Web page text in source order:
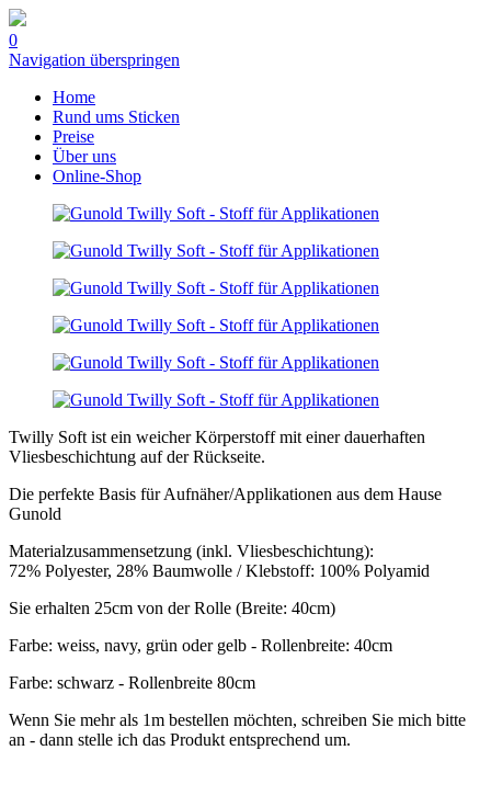
0
Navigation überspringen
Home
Rund ums Sticken
Preise
Über uns
Online-Shop
Twilly Soft ist ein weicher Körperstoff mit einer dauerhaften
Vliesbeschichtung auf der Rückseite.
Die perfekte Basis für Aufnäher/Applikationen aus dem Hause
Gunold
Materialzusammensetzung (inkl. Vliesbeschichtung):
72% Polyester, 28% Baumwolle / Klebstoff: 100% Polyamid
Sie erhalten 25cm von der Rolle (Breite: 40cm)
Farbe: weiss, navy, grün oder gelb - Rollenbreite: 40cm
Farbe: schwarz - Rollenbreite 80cm
Wenn Sie mehr als 1m bestellen möchten, schreiben Sie mich bitte
an - dann stelle ich das Produkt entsprechend um.